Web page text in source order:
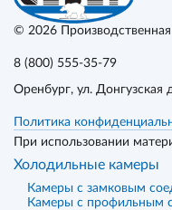
© 2026
8 (800) 555-35-79
Оренбург, ул. Донгузская
Политика
При использовании
Холодильные камеры
Камеры с замковым
Камеры с профильным